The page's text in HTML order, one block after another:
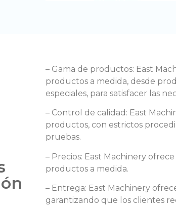
– Gama de productos: East
productos a medida, desde
especiales, para satisfacer las
– Control de calidad: East
productos, con estrictos
pruebas.
– Precios: East Machinery
productos a medida.
– Entrega: East Machinery
garantizando que los clientes